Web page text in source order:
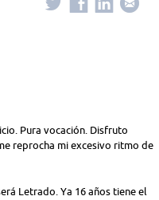
Pura vocación. Disfruto
reprocha mi excesivo ritmo de
Letrado. Ya 16 años tiene el